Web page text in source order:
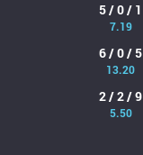
5 / 0 / 1
7.19
6 / 0 / 5
13.20
2 / 2 / 9
5.50